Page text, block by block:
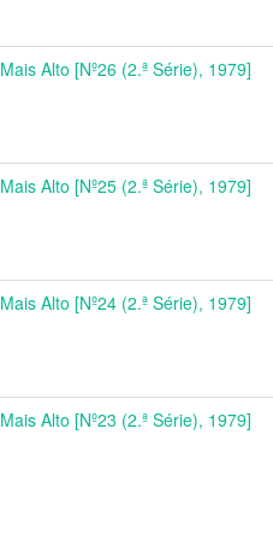
Mais Alto [Nº26 (2.ª Série), 1979]
Mais Alto [Nº25 (2.ª Série), 1979]
Mais Alto [Nº24 (2.ª Série), 1979]
Mais Alto [Nº23 (2.ª Série), 1979]